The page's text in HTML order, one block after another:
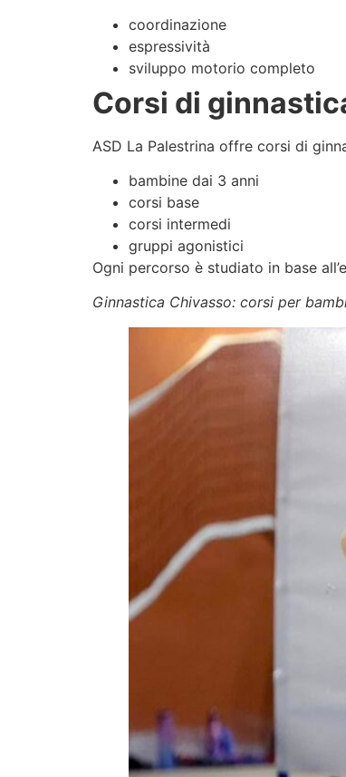
coordinazione
espressività
sviluppo motorio completo
Corsi di
ASD La Palestrina offre corsi di
bambine dai 3 anni
corsi base
corsi intermedi
gruppi agonistici
Ogni percorso è studiato in base
Ginnastica Chivasso: corsi per